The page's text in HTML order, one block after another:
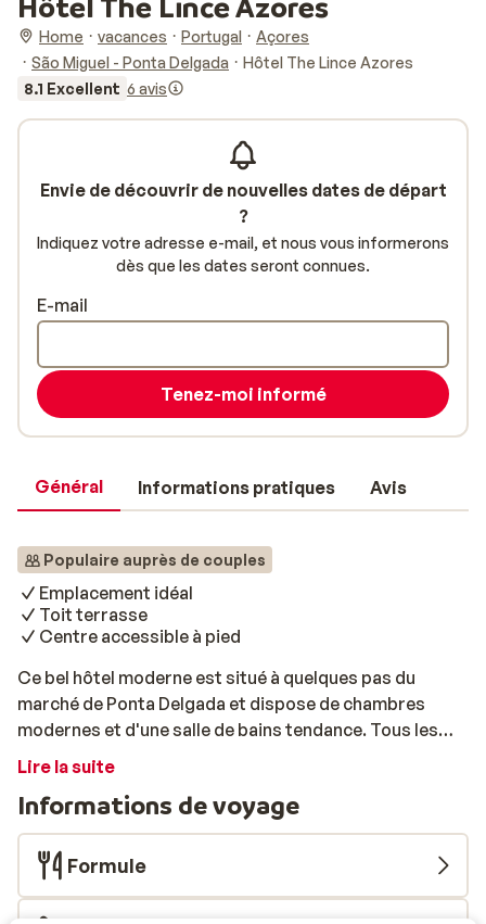
Home vacances Portugal
Açores
São Miguel - Ponta Delgada
Hôtel The Lince Azores
8.1 Excellent 6 avis
Général Informations pratiques Avis
Populaire auprès de couples
Emplacement idéal
Toit terrasse
Centre accessible à pied
Ce bel hôtel moderne est situé à quelques pas du
marché de Ponta Delgada et dispose de chambres
modernes et d'une salle de bains tendance. Tous les
matins, un petit-déjeuner buffet vous attend dans
l'hôtel, vous disposerez d'une vue unique sur l'océan et
la ville. Depuis l'hôtel The Lince Azores, vous pourrez
vous rendre directement dans le magnifique centre-
ville. Visitez l'Igreja Matriz de Säo Sebastiäo, qui date
du XVIe siècle. Il s'agit d'une église remarquable, dotée
Lire la suite
Informations de voyage
Formule
Envie de découvrir de nouvelles dates de départ
?
Indiquez votre adresse e-mail, et nous vous informerons
dès que les dates seront connues.
E-mail
Tenez-moi informé